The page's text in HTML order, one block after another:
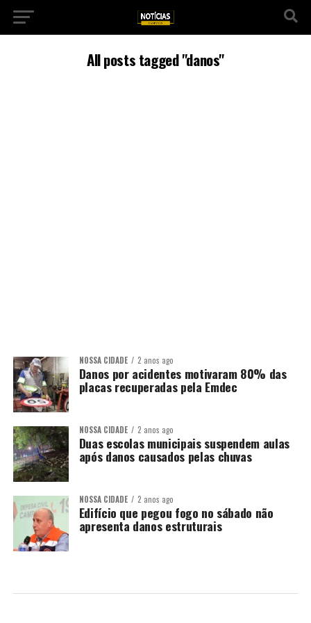
All posts tagged "danos"
NOSSA CIDADE 2 anos ago
Danos por acidentes motivaram 80% das
placas recuperadas pela Emdec
NOSSA CIDADE 2 anos ago
Duas escolas municipais suspendem aulas
após danos causados pelas chuvas
NOSSA CIDADE 2 anos ago
Edifício que pegou fogo no sábado não
apresenta danos estruturais